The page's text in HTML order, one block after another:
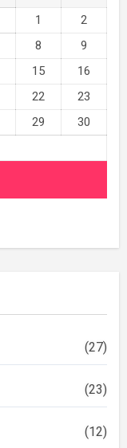
1
2
8
9
15
16
22
23
29
30
(27)
(23)
(12)